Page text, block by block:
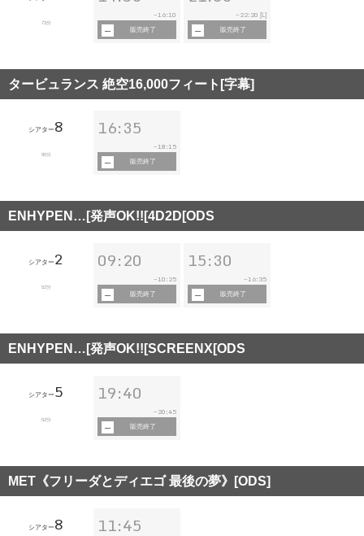
73分
~ 16:10
販売終了
~ 22:20 [L]
販売終了
タービュランス 絶空16,000フィート[字幕]
シアター8
95分
16:35
~18:15
販売終了
ENHYPEN…[発声OK!![4D2D[ODS
シアター2
52分
09:20
~10:25
販売終了
15:30
~16:35
販売終了
ENHYPEN…[発声OK!![SCREENX[ODS
シアター5
52分
19:40
~ 20:45
販売終了
MET《フリーダとディエゴ 最後の夢》[ODS]
シアター8 11:45